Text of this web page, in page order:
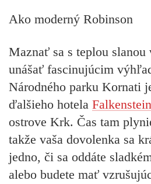
Ako moderný Robinson
Maznať sa s teplou slanou
unášať fascinujúcim
Národného parku Kornati
ďalšieho hotela
ostrove Krk. Čas tam
takže vaša dovolenka sa
jedno, či sa oddáte
alebo budete mať